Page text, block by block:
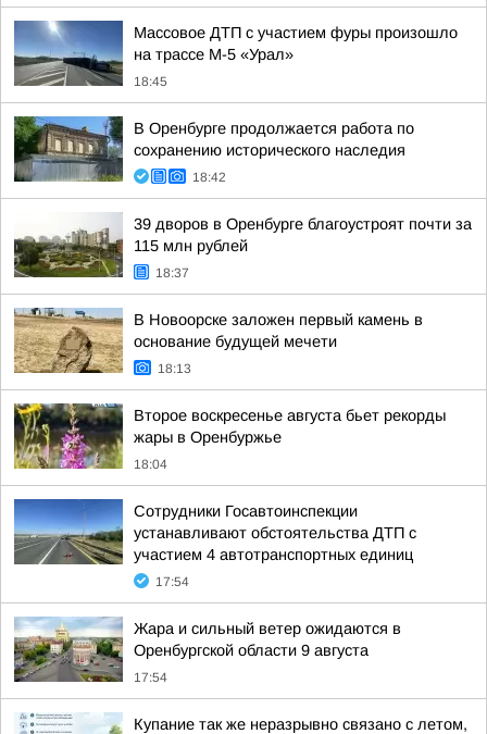
Массовое ДТП с участием фуры произошло
на трассе М-5 «Урал»
18:45
В Оренбурге продолжается работа по
сохранению исторического наследия
18:42
39 дворов в Оренбурге благоустроят почти за
115 млн рублей
18:37
В Новоорске заложен первый камень в
основание будущей мечети
18:13
Второе воскресенье августа бьет рекорды
жары в Оренбуржье
18:04
Сотрудники Госавтоинспекции
устанавливают обстоятельства ДТП с
участием 4 автотранспортных единиц
17:54
Жара и сильный ветер ожидаются в
Оренбургской области 9 августа
17:54
Купание так же неразрывно связано с летом,